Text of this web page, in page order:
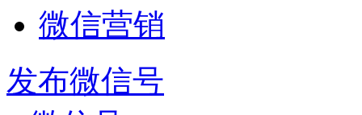
微信营销
发布微信号